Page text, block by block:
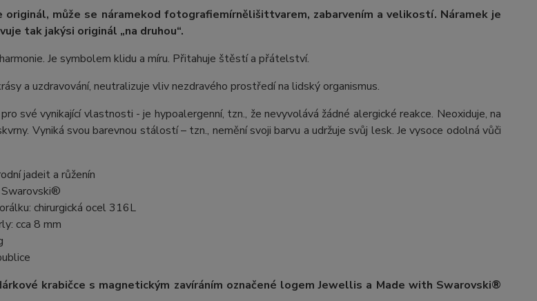
může se náramekod fotografiemírnělišittvarem, zabarvením a velikostí. Náramek je
tak jakýsi originál „na druhou“.
Je symbolem klidu a míru. Přitahuje štěstí a přátelství.
a uzdravování, neutralizuje vliv nezdravého prostředí na lidský organismus.
své vynikající vlastnosti - je hypoalergenní, tzn., že nevyvolává žádné alergické reakce. Neoxiduje, na
Vyniká svou barevnou stálostí – tzn., nemění svoji barvu a udržuje svůj lesk. Je vysoce odolná vůči
jadeit a růženín
chirurgická ocel 316L
cca 8 mm
krabičce s magnetickým zavíráním označené logem Jewellis a Made with Swarovski®